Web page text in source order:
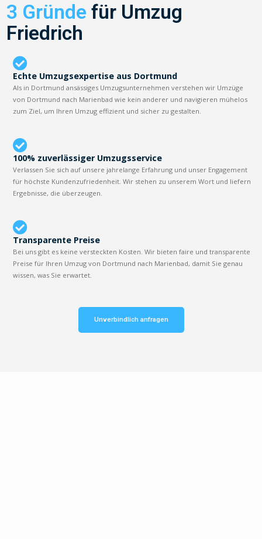
3 Gründe für Umzug
Friedrich
Echte Umzugsexpertise aus Dortmund
Als in Dortmund ansässiges Umzugsunternehmen verstehen wir Umzüge
von Dortmund nach Marienbad wie kein anderer und navigieren mühelos
zum Ziel, um Ihren Umzug effizient und sicher zu gestalten.
100% zuverlässiger Umzugsservice
Verlassen Sie sich auf unsere jahrelange Erfahrung und unser Engagement
für höchste Kundenzufriedenheit. Wir stehen zu unserem Wort und liefern
Ergebnisse, die überzeugen.
Transparente Preise
Bei uns gibt es keine versteckten Kosten. Wir bieten faire und transparente
Preise für Ihren Umzug von Dortmund nach Marienbad, damit Sie genau
wissen, was Sie erwartet.
Unverbindlich anfragen